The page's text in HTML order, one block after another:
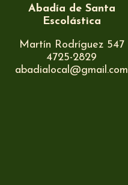
Abadía de Santa
Escolástica
Martín Rodríguez 547
4725-2829
abadialocal@gmail.com